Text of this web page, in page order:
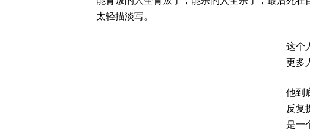
太轻描淡写。
这个
更多
他到
反复
是一